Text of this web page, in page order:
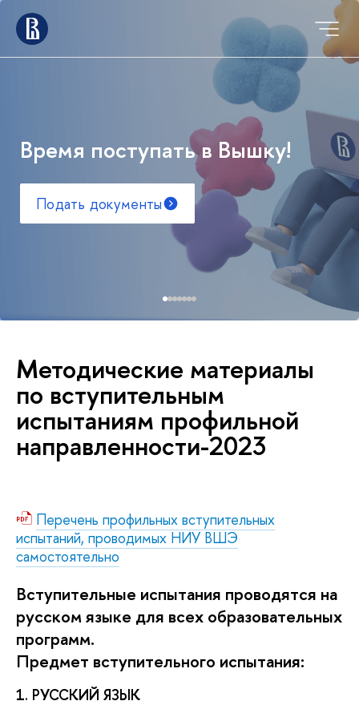
Время поступать в Вышку!
Подать документы
Методические материалы
по вступительным
испытаниям профильной
направленности-2023
Перечень профильных вступительных
испытаний, проводимых НИУ ВШЭ
самостоятельно
Вступительные испытания проводятся на
русском языке для всех образовательных
программ.
Предмет вступительного испытания:
1. РУССКИЙ ЯЗЫК